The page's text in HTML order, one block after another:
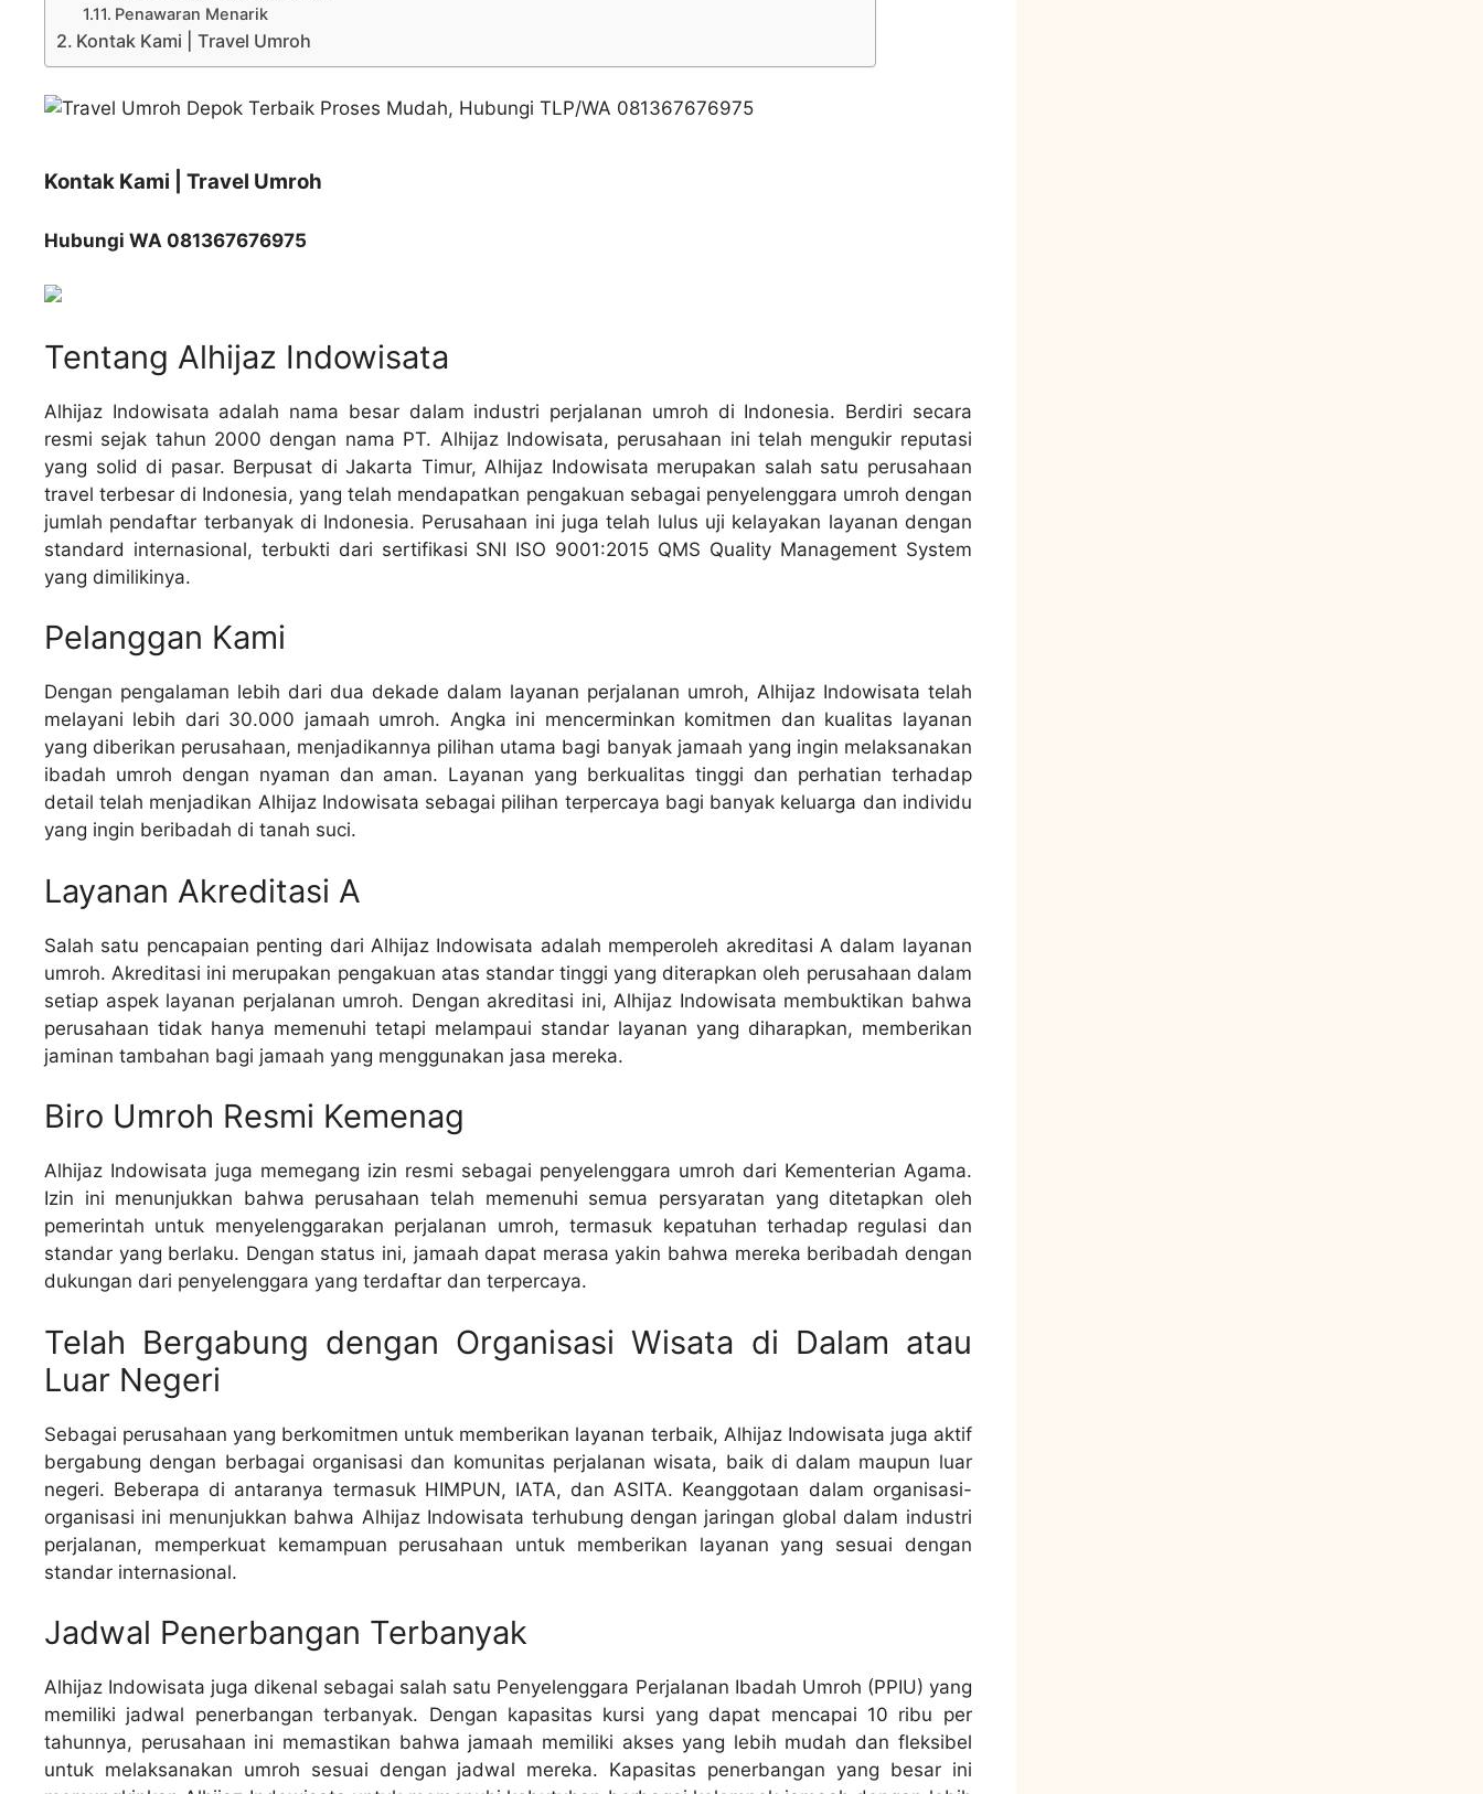
Penawaran Menarik
Kontak Kami | Travel Umroh
Kontak Kami | Travel Umroh
Hubungi WA 081367676975
Tentang Alhijaz Indowisata
Alhijaz Indowisata adalah nama besar dalam industri perjalanan umroh di Indonesia. Berdiri secara
resmi sejak tahun 2000 dengan nama PT. Alhijaz Indowisata, perusahaan ini telah mengukir reputasi
yang solid di pasar. Berpusat di Jakarta Timur, Alhijaz Indowisata merupakan salah satu perusahaan
travel terbesar di Indonesia, yang telah mendapatkan pengakuan sebagai penyelenggara umroh dengan
jumlah pendaftar terbanyak di Indonesia. Perusahaan ini juga telah lulus uji kelayakan layanan dengan
standard internasional, terbukti dari sertifikasi SNI ISO 9001:2015 QMS Quality Management System
yang dimilikinya.
Pelanggan Kami
Dengan pengalaman lebih dari dua dekade dalam layanan perjalanan umroh, Alhijaz Indowisata telah
melayani lebih dari 30.000 jamaah umroh. Angka ini mencerminkan komitmen dan kualitas layanan
yang diberikan perusahaan, menjadikannya pilihan utama bagi banyak jamaah yang ingin melaksanakan
ibadah umroh dengan nyaman dan aman. Layanan yang berkualitas tinggi dan perhatian terhadap
detail telah menjadikan Alhijaz Indowisata sebagai pilihan terpercaya bagi banyak keluarga dan individu
yang ingin beribadah di tanah suci.
Layanan Akreditasi A
Salah satu pencapaian penting dari Alhijaz Indowisata adalah memperoleh akreditasi A dalam layanan
umroh. Akreditasi ini merupakan pengakuan atas standar tinggi yang diterapkan oleh perusahaan dalam
setiap aspek layanan perjalanan umroh. Dengan akreditasi ini, Alhijaz Indowisata membuktikan bahwa
perusahaan tidak hanya memenuhi tetapi melampaui standar layanan yang diharapkan, memberikan
jaminan tambahan bagi jamaah yang menggunakan jasa mereka.
Biro Umroh Resmi Kemenag
Alhijaz Indowisata juga memegang izin resmi sebagai penyelenggara umroh dari Kementerian Agama.
Izin ini menunjukkan bahwa perusahaan telah memenuhi semua persyaratan yang ditetapkan oleh
pemerintah untuk menyelenggarakan perjalanan umroh, termasuk kepatuhan terhadap regulasi dan
standar yang berlaku. Dengan status ini, jamaah dapat merasa yakin bahwa mereka beribadah dengan
dukungan dari penyelenggara yang terdaftar dan terpercaya.
Telah Bergabung dengan Organisasi Wisata di Dalam atau
Luar Negeri
Sebagai perusahaan yang berkomitmen untuk memberikan layanan terbaik, Alhijaz Indowisata juga aktif
bergabung dengan berbagai organisasi dan komunitas perjalanan wisata, baik di dalam maupun luar
negeri. Beberapa di antaranya termasuk HIMPUN, IATA, dan ASITA. Keanggotaan dalam organisasi-
organisasi ini menunjukkan bahwa Alhijaz Indowisata terhubung dengan jaringan global dalam industri
perjalanan, memperkuat kemampuan perusahaan untuk memberikan layanan yang sesuai dengan
standar internasional.
Jadwal Penerbangan Terbanyak
Alhijaz Indowisata juga dikenal sebagai salah satu Penyelenggara Perjalanan Ibadah Umroh (PPIU) yang
memiliki jadwal penerbangan terbanyak. Dengan kapasitas kursi yang dapat mencapai 10 ribu per
tahunnya, perusahaan ini memastikan bahwa jamaah memiliki akses yang lebih mudah dan fleksibel
untuk melaksanakan umroh sesuai dengan jadwal mereka. Kapasitas penerbangan yang besar ini